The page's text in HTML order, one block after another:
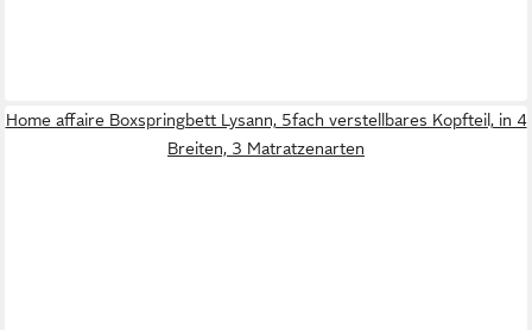
Home affaire Boxspringbett Lysann, 5fach verstellbares Kopfteil, in 4
Breiten, 3 Matratzenarten